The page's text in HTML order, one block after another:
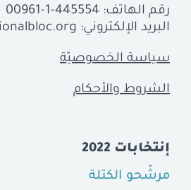
رقم الهاتف: 00961-1-445554
البريد الإلكتروني:
سياسة الخصوصيّة
الشروط والأحكام
إنتخابات 2022
مرشّحو الكتلة